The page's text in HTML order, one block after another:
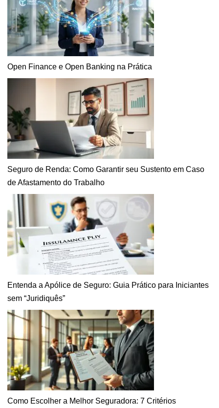
Open Finance e Open Banking na Prática
Seguro de Renda: Como Garantir seu Sustento em Caso
de Afastamento do Trabalho
Entenda a Apólice de Seguro: Guia Prático para Iniciantes
sem “Juridiquês”
Como Escolher a Melhor Seguradora: 7 Critérios